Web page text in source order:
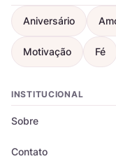
Aniversário
Motivação Fé
INSTITUCIONAL
Sobre
Contato